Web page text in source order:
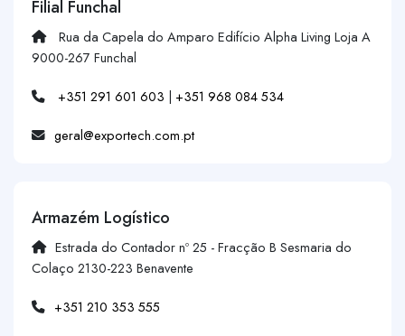
Filial Funchal
Rua da Capela do Amparo Edifício Alpha Living Loja A
9000-267 Funchal
+351 291 601 603 | +351 968 084 534
geral@exportech.com.pt
Armazém Logístico
Estrada do Contador nº 25 - Fracção B Sesmaria do
Colaço 2130-223 Benavente
+351 210 353 555